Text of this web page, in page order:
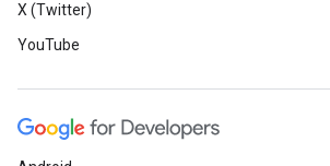
X (Twitter)
YouTube